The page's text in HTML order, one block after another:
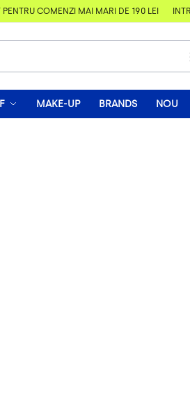
COMENZI MAI MARI DE 190 LEI
MAKE-UP BRANDS NOU